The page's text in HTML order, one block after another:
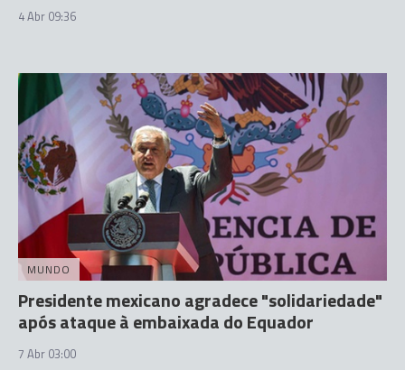
4 Abr 09:36
MUNDO
Presidente mexicano agradece "solidariedade"
após ataque à embaixada do Equador
7 Abr 03:00